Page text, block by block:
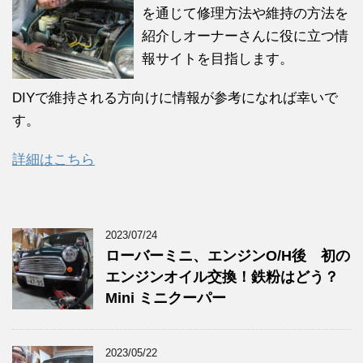
を通じて修理方法や維持の方法を
紹介しオーナーさんに役に立つ情
報サイトを目指します。
DIYで維持される方向けに情報が参考になれば幸いで
す。
詳細はこちら
2023/07/24
ローバーミニ、エンジンO/H後 初の
エンジンオイル交換！鉄粉はどう？
Mini ミニクーパー
2023/05/22